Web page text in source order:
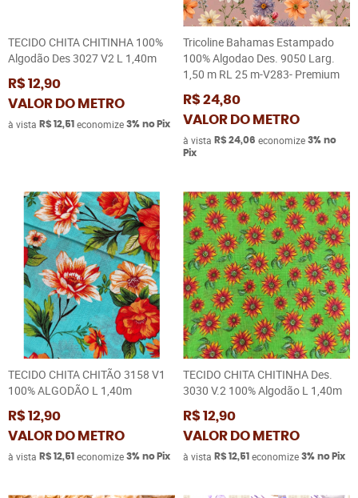
TECIDO CHITA CHITINHA 100%
Algodão Des 3027 V2 L 1,40m
R$ 12,90
VALOR DO METRO
à vista R$ 12,51 economize 3% no Pix
Tricoline Bahamas Estampado
100% Algodao Des. 9050 Larg.
1,50 m RL 25 m-V283- Premium
R$ 24,80
VALOR DO METRO
à vista R$ 24,06 economize 3% no
Pix
TECIDO CHITA CHITÃO 3158 V1
100% ALGODÃO L 1,40m
R$ 12,90
VALOR DO METRO
à vista R$ 12,51 economize 3% no Pix
TECIDO CHITA CHITINHA Des.
3030 V.2 100% Algodão L 1,40m
R$ 12,90
VALOR DO METRO
à vista R$ 12,51 economize 3% no Pix